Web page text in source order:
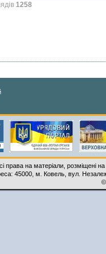
1258
права на матеріали, розміщені
45000, м. Ковель, вул.